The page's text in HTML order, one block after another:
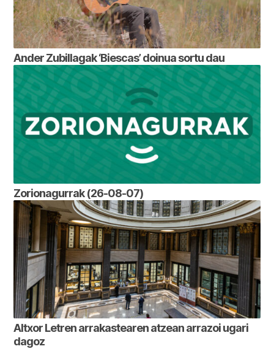
Ander Zubillagak ‘Biescas’ doinua sortu dau
Zorionagurrak (26-08-07)
Altxor Letren arrakastearen atzean arrazoi ugari
dagoz